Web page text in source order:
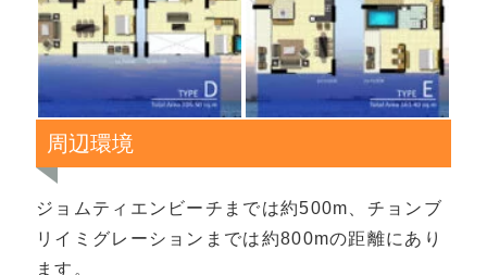
周辺環境
ジョムティエンビーチまでは約500m、チョンブ
リイミグレーションまでは約800mの距離にあり
ます。